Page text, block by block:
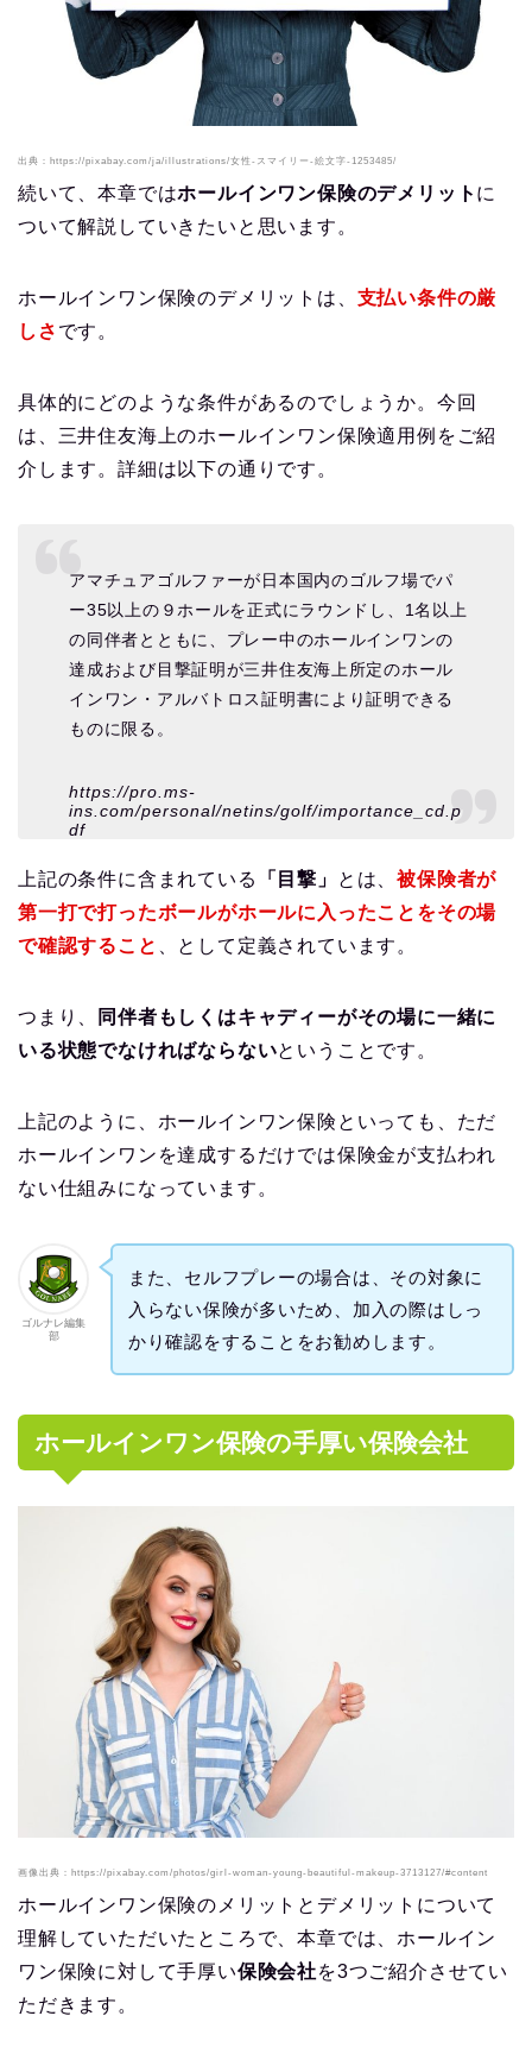
出典：https://pixabay.com/ja/illustrations/女性-スマイリー-絵文字-1253485/
続いて、本章ではホールインワン保険のデメリット に
ついて解説していきたいと思います。
ホールインワン保険のデメリットは、 支払い条件の厳
しさ です。
具体的にどのような条件があるのでしょうか。今回
は、三井住友海上のホールインワン保険適用例をご紹
介します。詳細は以下の通りです。
アマチュアゴルファーが日本国内のゴルフ場でパ
ー35以上の９ホールを正式にラウンドし、1名以上
の同伴者とともに、プレー中のホールインワンの
達成および目撃証明が三井住友海上所定のホール
インワン・アルバトロス証明書により証明できる
ものに限る。
https://pro.ms-
ins.com/personal/netins/golf/importance_cd.p
df
上記の条件に含まれている 「目撃」 とは、被保険者が
第一打で打ったボールがホールに入ったことをその場
で確認すること
、として定義されています。
つまり、
同伴者もしくはキャディーがその場に一緒に
いる状態でなければならないということです。
上記のように、ホールインワン保険といっても、ただ
ホールインワンを達成するだけでは保険金が支払われ
ない仕組みになっています。
ゴルナレ編集
部
また、セルフプレーの場合は、その対象に
入らない保険が多いため、加入の際はしっ
かり確認をすることをお勧めします。
ホールインワン保険の手厚い保険会社
画像出典：https://pixabay.com/photos/girl-woman-young-beautiful-makeup-3713127/#content
ホールインワン保険のメリットとデメリットについて
理解していただいたところで、本章では、ホールイン
ワン保険に対して手厚い保険会社を3つご紹介させてい
ただきます。